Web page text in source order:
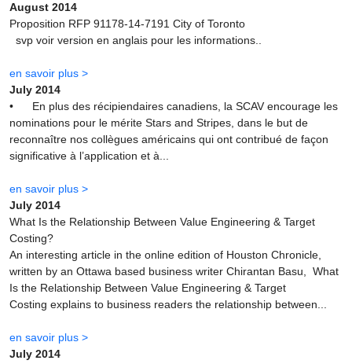
August 2014
Proposition RFP 91178-14-7191 City of Toronto
svp voir version en anglais pour les informations..
en savoir plus >
July 2014
• En plus des récipiendaires canadiens, la SCAV encourage les
nominations pour le mérite Stars and Stripes, dans le but de
reconnaître nos collègues américains qui ont contribué de façon
significative à l’application et à...
en savoir plus >
July 2014
What Is the Relationship Between Value Engineering & Target
Costing?
An interesting article in the online edition of Houston Chronicle,
written by an Ottawa based business writer Chirantan Basu, What
Is the Relationship Between Value Engineering & Target
Costing explains to business readers the relationship between...
en savoir plus >
July 2014